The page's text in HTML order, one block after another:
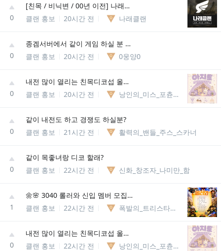
0
[친목 / 비닉변 / 00년 이전] 나래클랜에서 클랜원을 모집합니다
클랜 홍보
20시간 전 나래클랜
0
종겜서버에서 같이 게임 하실 분 구해용
클랜 홍보
20시간 전 0웅양0
0
내전 많이 열리는 친목디코섭 올래요?
클랜 홍보
20시간 전 낭인의_미스_포츈92901507736
0
같이 내전도 하고 경쟁도 하실분?
클랜 홍보
21시간 전 활력의_밴들_주스_스카너
0
같이 목좋녀랑 디코 할래?
클랜 홍보
22시간 전 신화_창조자_나미만_함
1
🌼🌸 3040 롤러와 신입 멤버 모집 🌸🌼
클랜 홍보
22시간 전 폭발의_트리스타나56395612788
0
내전 많이 열리는 친목디코섭 올래요?
클랜 홍보
22시간 전 낭인의_미스_포츈92901507736